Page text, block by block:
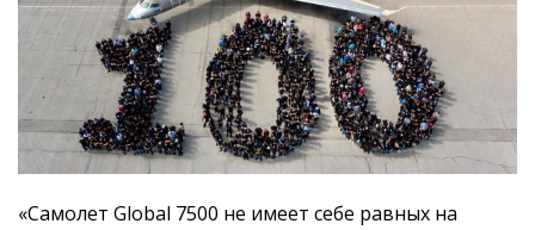
«Самолет Global 7500 не имеет себе равных на